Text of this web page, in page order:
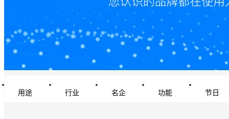
用途 行业 名企 功能 节日